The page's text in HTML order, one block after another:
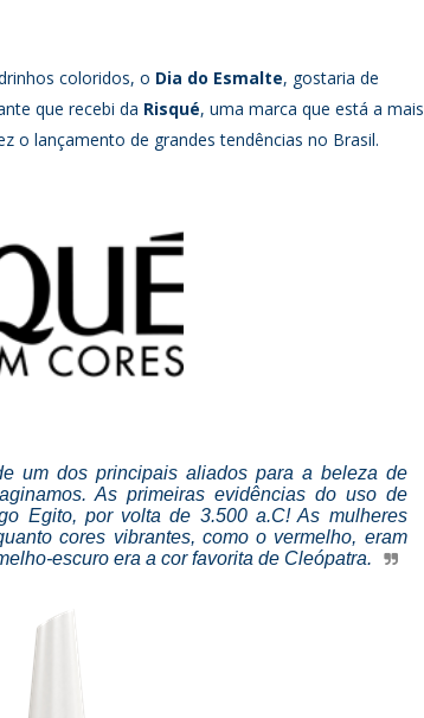
coloridos, o Dia do Esmalte, gostaria de
que recebi da Risqué, uma marca que está a mais
o lançamento de grandes tendências no Brasil.
um dos principais aliados para a beleza de
As primeiras evidências do uso de
Egito, por volta de 3.500 a.C! As mulheres
cores vibrantes, como o vermelho, eram
escuro era a cor favorita de Cleópatra.